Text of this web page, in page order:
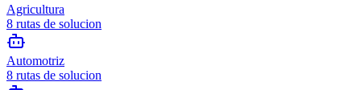
Agricultura
8 rutas de solucion
Automotriz
8 rutas de solucion